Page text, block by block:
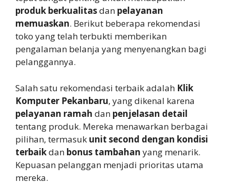
produk berkualitasdan pelayanan
memuaskan. Berikut beberapa rekomendasi
toko yang telah terbukti memberikan
pengalaman belanja yang menyenangkan bagi
pelanggannya.
Salah satu rekomendasi terbaik adalah Klik
Komputer Pekanbaru, yang dikenal karena
pelayanan ramah dan penjelasan detail
tentang produk. Mereka menawarkan berbagai
pilihan, termasuk unit second dengan kondisi
terbaikdan bonus tambahan yang menarik.
Kepuasan pelanggan menjadi prioritas utama
mereka.